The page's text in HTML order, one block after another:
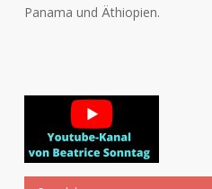
Panama und Äthiopien.